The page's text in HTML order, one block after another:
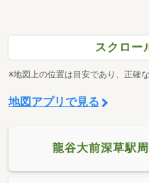
スクロー
※地図上の位置は目安であり、正確
地図アプリで見る
龍谷大前深草駅